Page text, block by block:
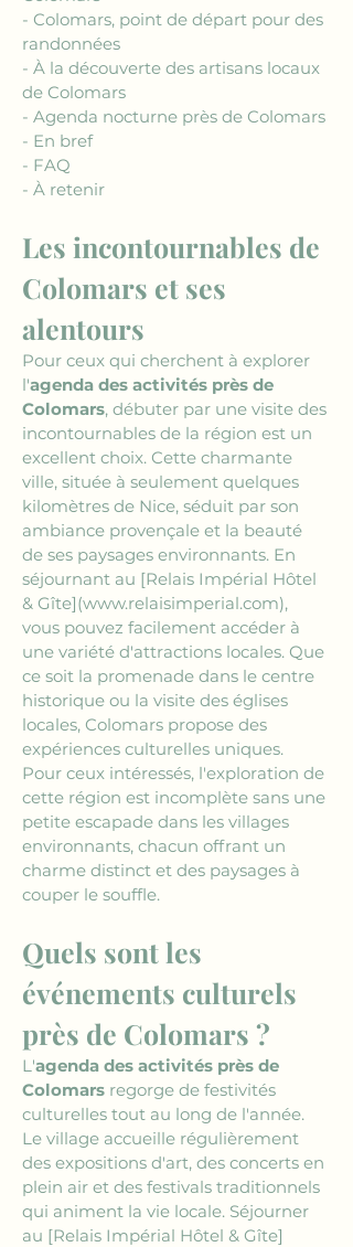
- Colomars, point de départ pour des
randonnées
- À la découverte des artisans locaux
de Colomars
- Agenda nocturne près de Colomars
- En bref
- FAQ
- À retenir
Les incontournables de
Colomars et ses
alentours
Pour ceux qui cherchent à explorer
l'agenda des activités près de
Colomars, débuter par une visite des
incontournables de la région est un
excellent choix. Cette charmante
ville, située à seulement quelques
kilomètres de Nice, séduit par son
ambiance provençale et la beauté
de ses paysages environnants. En
séjournant au [Relais Impérial Hôtel
& Gîte](www.relaisimperial.com),
vous pouvez facilement accéder à
une variété d'attractions locales. Que
ce soit la promenade dans le centre
historique ou la visite des églises
locales, Colomars propose des
expériences culturelles uniques.
Pour ceux intéressés, l'exploration de
cette région est incomplète sans une
petite escapade dans les villages
environnants, chacun offrant un
charme distinct et des paysages à
couper le souffle.
Quels sont les
événements culturels
près de Colomars ?
L'agenda des activités près de
Colomars regorge de festivités
culturelles tout au long de l'année.
Le village accueille régulièrement
des expositions d'art, des concerts en
plein air et des festivals traditionnels
qui animent la vie locale. Séjourner
au [Relais Impérial Hôtel & Gîte]